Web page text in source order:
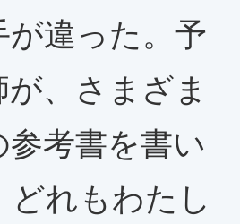
が違った。予
、さまざま
考書を書い
どれもわたし